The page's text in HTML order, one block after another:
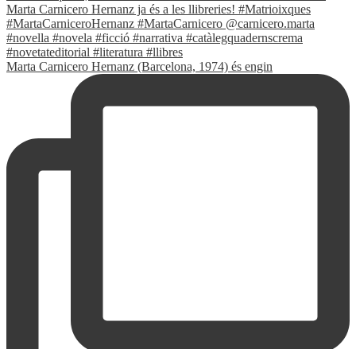
Marta Carnicero Hernanz (Barcelona, 1974) és engin